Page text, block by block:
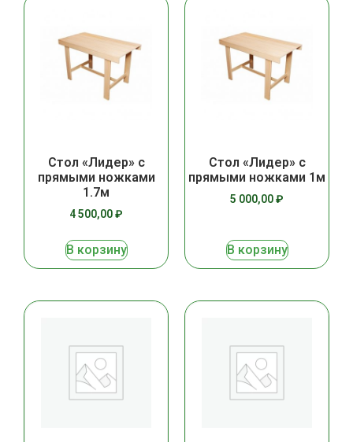
Стол «Лидер» с
прямыми ножками
1.7м
4 500,00₽
В корзину
Стол «Лидер» с
прямыми ножками 1м
5 000,00₽
В корзину